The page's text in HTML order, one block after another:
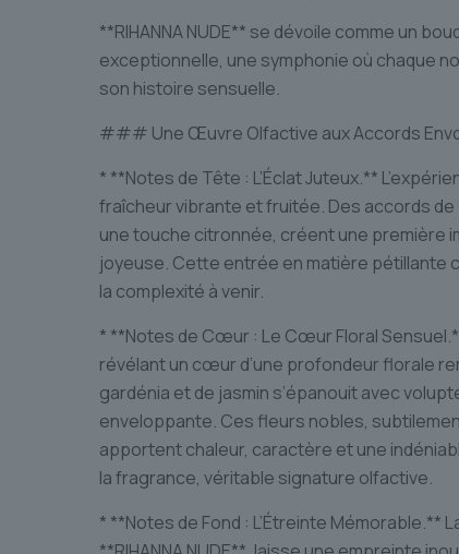
**RIHANNA NUDE** se dévoile comme un
exceptionnelle, une symphonie où chaque
son histoire sensuelle.
### Une Œuvre Olfactive aux Accords
* **Notes de Tête : L’Éclat Juteux.**
fraîcheur vibrante et fruitée. Des accords
une touche citronnée, créent une première
joyeuse. Cette entrée en matière pétillante
la complexité à venir.
* **Notes de Cœur : Le Cœur Floral
révélant un cœur d’une profondeur florale
gardénia et de jasmin s’épanouit avec
enveloppante. Ces fleurs nobles,
apportent chaleur, caractère et une
la fragrance, véritable signature olfactive.
* **Notes de Fond : L’Étreinte Mémorable.**